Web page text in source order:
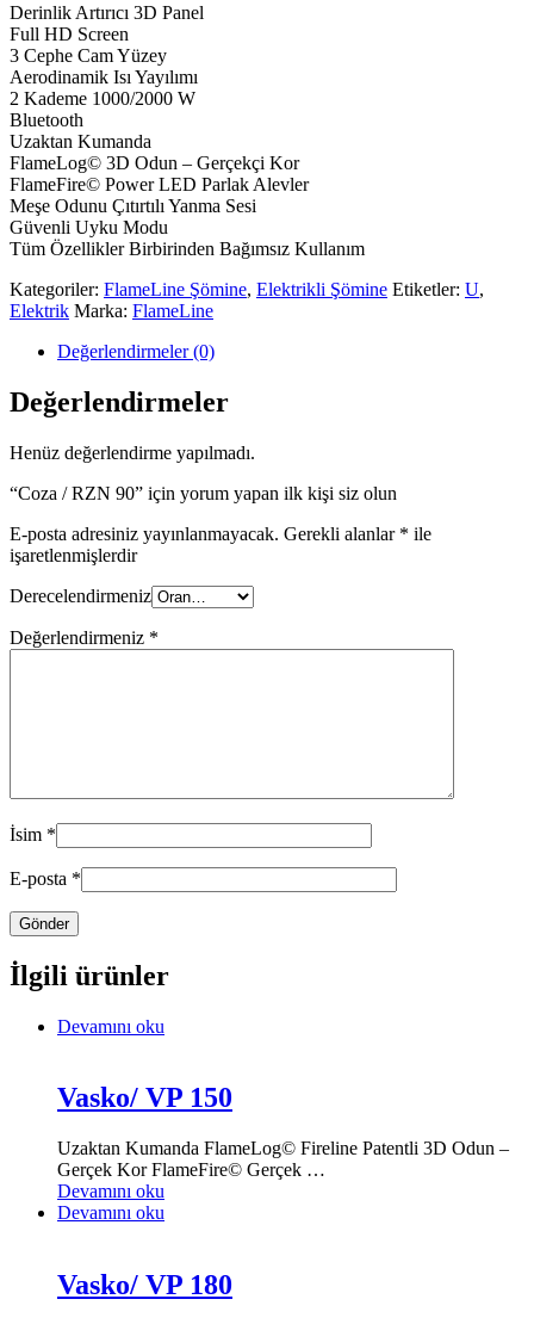
Derinlik Artırıcı 3D Panel
Full HD Screen
3 Cephe Cam Yüzey
Aerodinamik Isı Yayılımı
2 Kademe 1000/2000 W
Bluetooth
Uzaktan Kumanda
FlameLog© 3D Odun – Gerçekçi Kor
FlameFire© Power LED Parlak Alevler
Meşe Odunu Çıtırtılı Yanma Sesi
Güvenli Uyku Modu
Tüm Özellikler Birbirinden Bağımsız Kullanım
Kategoriler: FlameLine Şömine, Elektrikli Şömine Etiketler: U,
Elektrik Marka: FlameLine
Değerlendirmeler (0)
Değerlendirmeler
Henüz değerlendirme yapılmadı.
“Coza / RZN 90” için yorum yapan ilk kişi siz olun
E-posta adresiniz yayınlanmayacak. Gerekli alanlar * ile
işaretlenmişlerdir
Derecelendirmeniz
Değerlendirmeniz *
İsim *
E-posta *
İlgili ürünler
Devamını oku
Vasko/ VP 150
Uzaktan Kumanda FlameLog© Fireline Patentli 3D Odun –
Gerçek Kor FlameFire© Gerçek …
Devamını oku
Devamını oku
Vasko/ VP 180